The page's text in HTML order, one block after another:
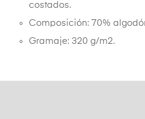
costados.
Composición: 70%
Gramaje: 320 g/m2.